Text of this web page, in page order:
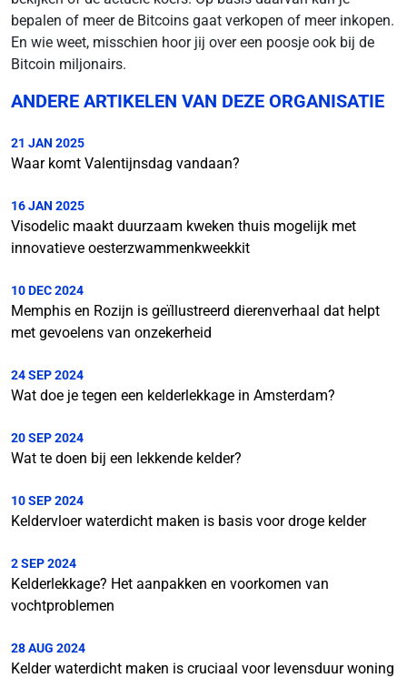
bepalen of meer de Bitcoins gaat verkopen of meer inkopen.
En wie weet, misschien hoor jij over een poosje ook bij de
Bitcoin miljonairs.
ANDERE ARTIKELEN VAN DEZE ORGANISATIE
21 JAN 2025
Waar komt Valentijnsdag vandaan?
16 JAN 2025
Visodelic maakt duurzaam kweken thuis mogelijk met
innovatieve oesterzwammenkweekkit
10 DEC 2024
Memphis en Rozijn is geïllustreerd dierenverhaal dat helpt
met gevoelens van onzekerheid
24 SEP 2024
Wat doe je tegen een kelderlekkage in Amsterdam?
20 SEP 2024
Wat te doen bij een lekkende kelder?
10 SEP 2024
Keldervloer waterdicht maken is basis voor droge kelder
2 SEP 2024
Kelderlekkage? Het aanpakken en voorkomen van
vochtproblemen
28 AUG 2024
Kelder waterdicht maken is cruciaal voor levensduur woning